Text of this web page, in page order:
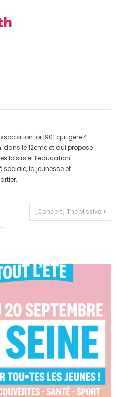
loi 1901 qui gère 4
dans le 12eme et qui propose
loisirs et l’éducation
sociale, la jeunesse et
[Concert] The Missive